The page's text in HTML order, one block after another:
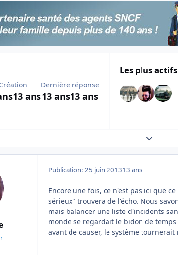
Création
13 ans
Dernière réponse
13 ans13 ans
Les plus
Expand
Publication: 25 juin 201313 ans
Encore une fois, ce n'est pas ici que
sérieux" trouvera de l'écho. Nous
mais balancer une liste d'incidents
monde se regardait le bidon de
avant de causer, le système tournerait